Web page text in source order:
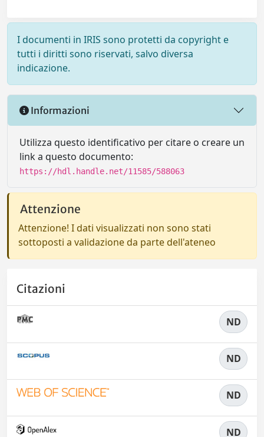
I documenti in IRIS sono protetti da copyright e
tutti i diritti sono riservati, salvo diversa
indicazione.
Informazioni
Utilizza questo identificativo per citare o creare un
link a questo documento:
https://hdl.handle.net/11585/588063
Attenzione
Attenzione! I dati visualizzati non sono stati
sottoposti a validazione da parte dell'ateneo
Citazioni
ND
ND
ND
ND